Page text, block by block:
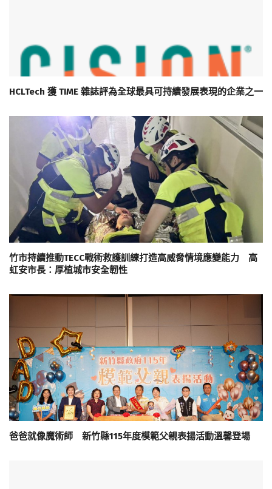
HCLTech 獲 TIME 雜誌評為全球最具可持續發展表現的企業之一
竹市持續推動TECC戰術救護訓練打造高威脅情境應變能力 高
虹安市長：厚植城市安全韌性
爸爸就像魔術師 新竹縣115年度模範父親表揚活動溫馨登場